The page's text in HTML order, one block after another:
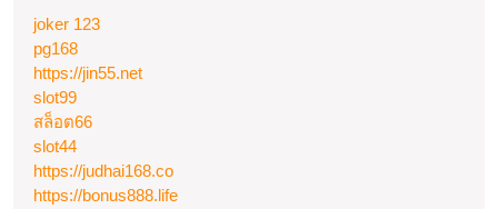
joker 123
pg168
https://jin55.net
slot99
สล็อต66
slot44
https://judhai168.co
https://bonus888.life